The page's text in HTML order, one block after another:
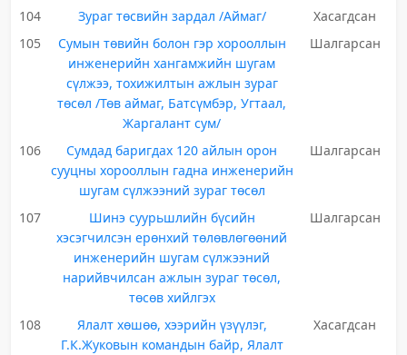
104 Зураг төсвийн зардал /Аймаг/
Хасагдсан
105
Сумын төвийн болон гэр хорооллын
инженерийн хангамжийн шугам
сүлжээ, тохижилтын ажлын зураг
төсөл /Төв аймаг, Батсүмбэр, Угтаал,
Жаргалант сум/
Шалгарсан
106
Сумдад баригдах 120 айлын орон
сууцны хорооллын гадна инженерийн
шугам сүлжээний зураг төсөл
Шалгарсан
107
Шинэ суурьшлийн бүсийн
хэсэгчилсэн ерөнхий төлөвлөгөөний
инженерийн шугам сүлжээний
нарийвчилсан ажлын зураг төсөл,
төсөв хийлгэх
Шалгарсан
108
Ялалт хөшөө, хээрийн үзүүлэг,
Г.К.Жуковын командын байр, Ялалт
Хасагдсан